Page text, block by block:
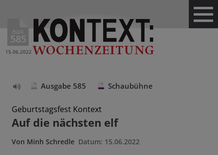
Ausg.
585
15.06.2022
vorlesen
Ausgabe 585 Schaubühne
Geburtstagsfest Kontext
Auf die nächsten elf
Von Minh Schredle Datum: 15.06.2022